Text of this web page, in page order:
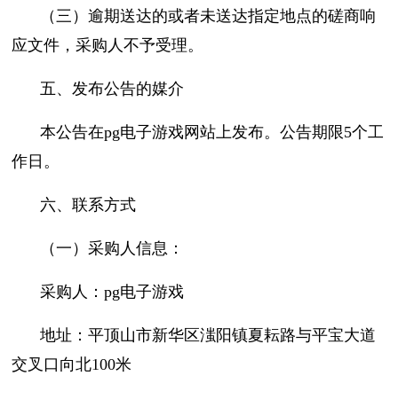
（三）逾期送达的或者未送达指定地点的磋商响
应文件，采购人不予受理。
五、发布公告的媒介
本公告在pg电子游戏网站上发布。公告期限5个工
作日。
六、联系方式
（一）采购人信息：
采购人：pg电子游戏
地址：平顶山市新华区滍阳镇夏耘路与平宝大道
交叉口向北100米